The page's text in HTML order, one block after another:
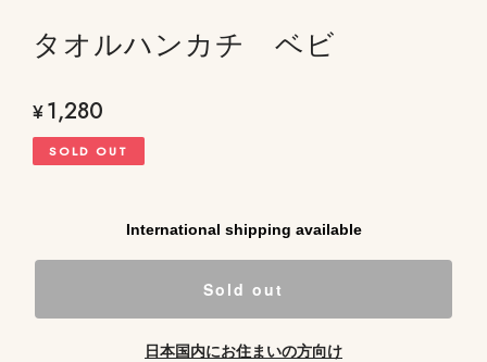
タオルハンカチ ベビ
¥1,280
SOLD OUT
International shipping available
Sold out
日本国内にお住まいの方向け